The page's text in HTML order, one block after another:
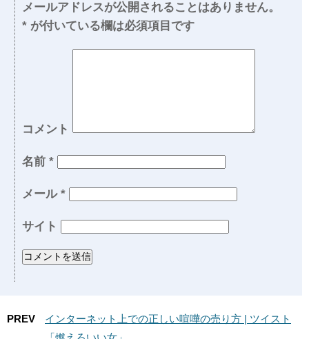
メールアドレスが公開されることはありません。
* が付いている欄は必須項目です
コメント
名前 *
メール *
サイト
PREV
インターネット上での正しい喧嘩の売り方 | ツイスト